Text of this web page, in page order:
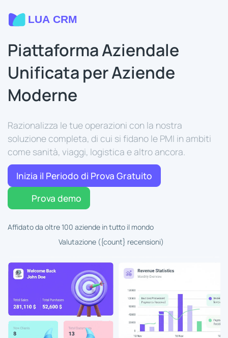
Piattaforma Aziendale
Unificata per Aziende
Moderne
Razionalizza le tue operazioni con la nostra
soluzione completa, di cui si fidano le PMI in ambiti
come sanità, viaggi, logistica e altro ancora.
Inizia il Periodo di Prova Gratuito
Prova demo
Affidato da oltre 100 aziende in tutto il mondo
Valutazione ({count} recensioni)